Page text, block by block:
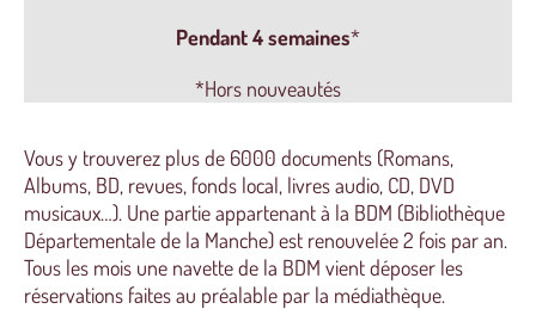
Pendant 4 semaines*
*Hors nouveautés
Vous y trouverez plus de 6000 documents (Romans,
Albums, BD, revues, fonds local, livres audio, CD, DVD
musicaux…). Une partie appartenant à la BDM (Bibliothèque
Départementale de la Manche) est renouvelée 2 fois par an.
Tous les mois une navette de la BDM vient déposer les
réservations faites au préalable par la médiathèque.